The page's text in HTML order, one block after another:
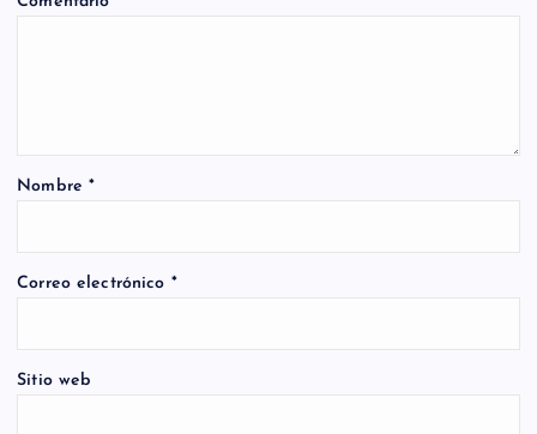
Nombre*
Correo electrónico *
Sitio web